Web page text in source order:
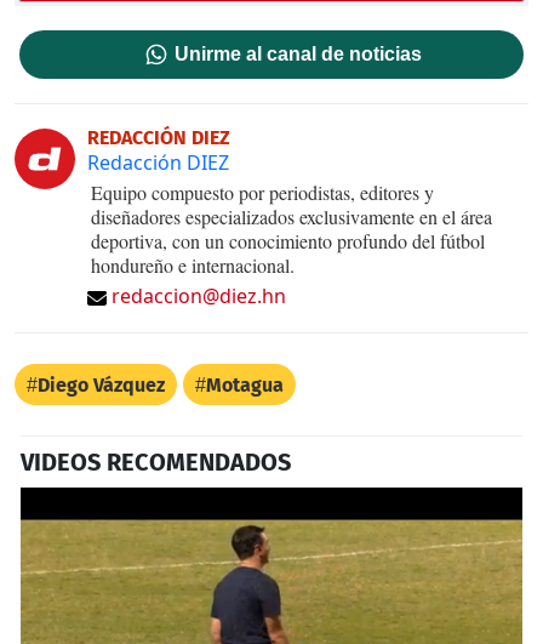
Unirme al canal de noticias
REDACCIÓN DIEZ
Redacción DIEZ
Equipo compuesto por periodistas, editores y
diseñadores especializados exclusivamente en el área
deportiva, con un conocimiento profundo del fútbol
hondureño e internacional.
redaccion@diez.hn
Diego Vázquez Motagua
VIDEOS RECOMENDADOS